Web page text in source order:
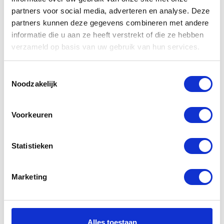
partners voor social media, adverteren en analyse. Deze
partners kunnen deze gegevens combineren met andere
informatie die u aan ze heeft verstrekt of die ze hebben
verzameld op basis van uw gebruik van hun services.
Noodzakelijk
Voorkeuren
Statistieken
Marketing
Alles toestaan
Gerelateerde
Bering Loky
Gloves
-20%
Dainese D-
Explorer 2
Gloves